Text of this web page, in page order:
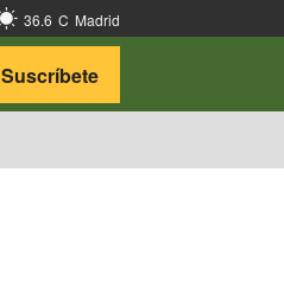
36.6 C Madrid
Suscríbete